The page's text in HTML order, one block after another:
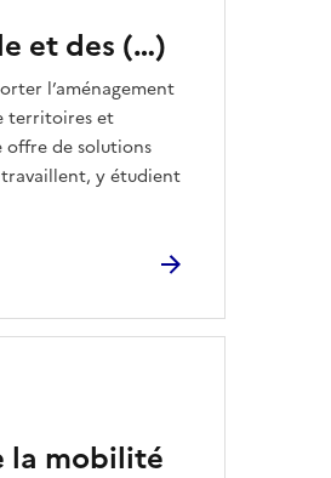
et des (…)
l’aménagement
territoires et
offre de solutions
travaillent, y étudient
la mobilité